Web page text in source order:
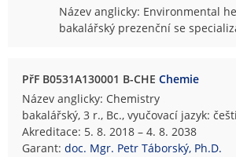
Název anglicky: Environmental
bakalářský prezenční se
PřF B0531A130001 B-CHEChemie
Název anglicky: Chemistry
bakalářský, 3 r., Bc., vyučovací jazyk:
Akreditace: 5. 8. 2018 – 4. 8. 2038
Garant:doc. Mgr. Petr Táborský, Ph.D.